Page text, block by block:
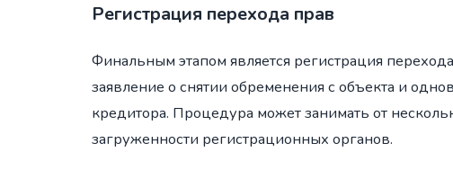
Регистрация перехода прав
Финальным этапом является регистрация
заявление о снятии обременения с объекта и
кредитора. Процедура может занимать от
загруженности регистрационных органов.